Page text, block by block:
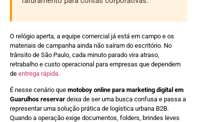
O relógio aperta, a equipe comercial já está em campo e os
materiais de campanha ainda não saíram do escritório. No
trânsito de São Paulo, cada minuto parado vira atraso,
retrabalho e custo operacional para empresas que dependem
de entrega rápida.
É nesse cenário que motoboy online para marketing digital em
Guarulhos reservar deixa de ser uma busca confusa e passa a
representar uma solução prática de logística urbana B2B.
Quando a operação exige documentos, folders, brindes leves